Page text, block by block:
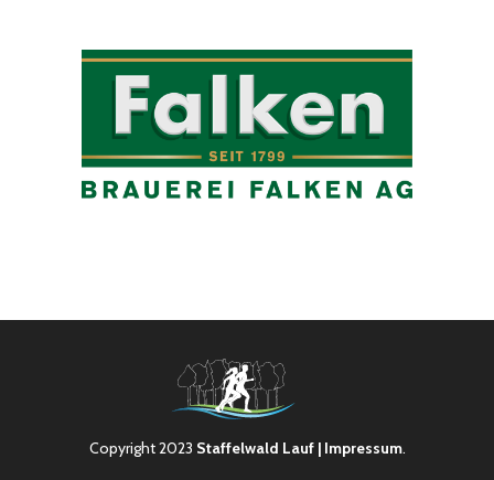
Copyright 2023 Staffelwald Lauf| Impressum.